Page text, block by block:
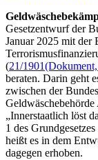
Gesetzentwurf der
Januar 2025 mit der
(21/1901
beraten. Darin geht
zwischen der
„Innerstaatlich löst
1 des
heißt es in dem
dagegen erhoben.